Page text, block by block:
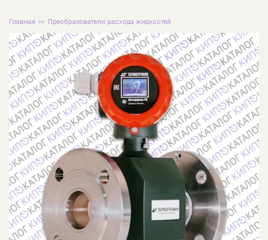
Главная Преобразователи расхода жидкостей